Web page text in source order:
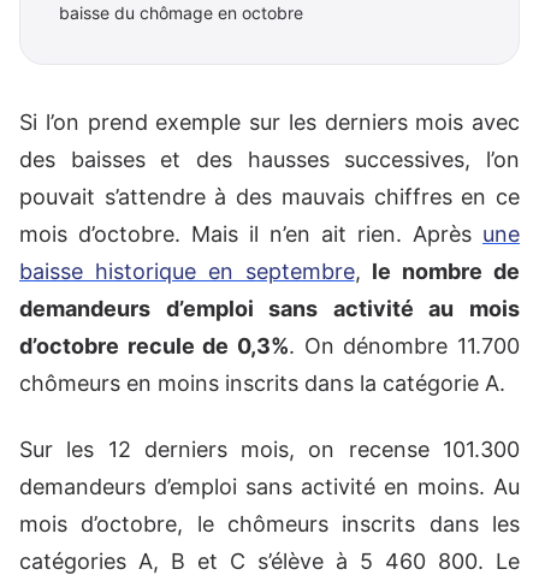
baisse du chômage en octobre
Si l’on prend exemple sur les derniers mois avec
des baisses et des hausses successives, l’on
pouvait s’attendre à des mauvais chiffres en ce
mois d’octobre. Mais il n’en ait rien. Après une
baisse historique en septembre, le nombre de
demandeurs d’emploi sans activité au mois
d’octobre recule de 0,3%. On dénombre 11.700
chômeurs en moins inscrits dans la catégorie A.
Sur les 12 derniers mois, on recense 101.300
demandeurs d’emploi sans activité en moins. Au
mois d’octobre, le chômeurs inscrits dans les
catégories A, B et C s’élève à 5 460 800. Le